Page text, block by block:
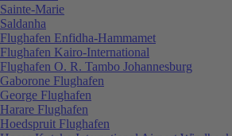
Sainte-Marie
Saldanha
Flughafen Enfidha-Hammamet
Flughafen Kairo-International
Flughafen O. R. Tambo Johannesburg
Gaborone Flughafen
George Flughafen
Harare Flughafen
Hoedspruit Flughafen